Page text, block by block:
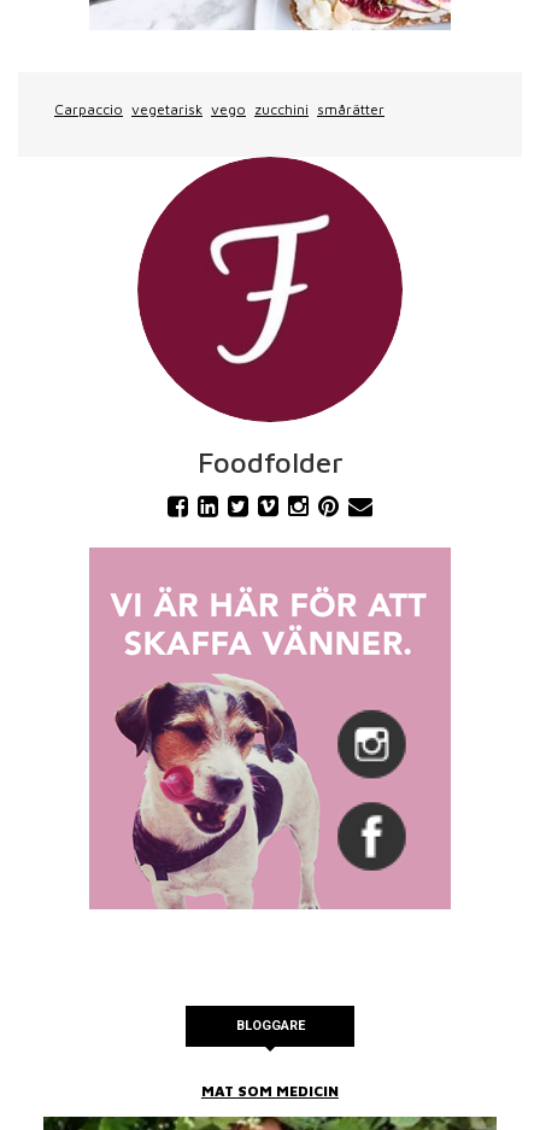
Carpaccio vegetarisk vego zucchini smårätter
Foodfolder
BLOGGARE
MAT SOM MEDICIN